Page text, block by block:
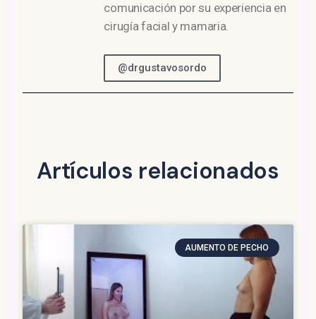
comunicación por su experiencia en
cirugía facial y mamaria.
@drgustavosordo
Artículos relacionados
AUMENTO DE PECHO